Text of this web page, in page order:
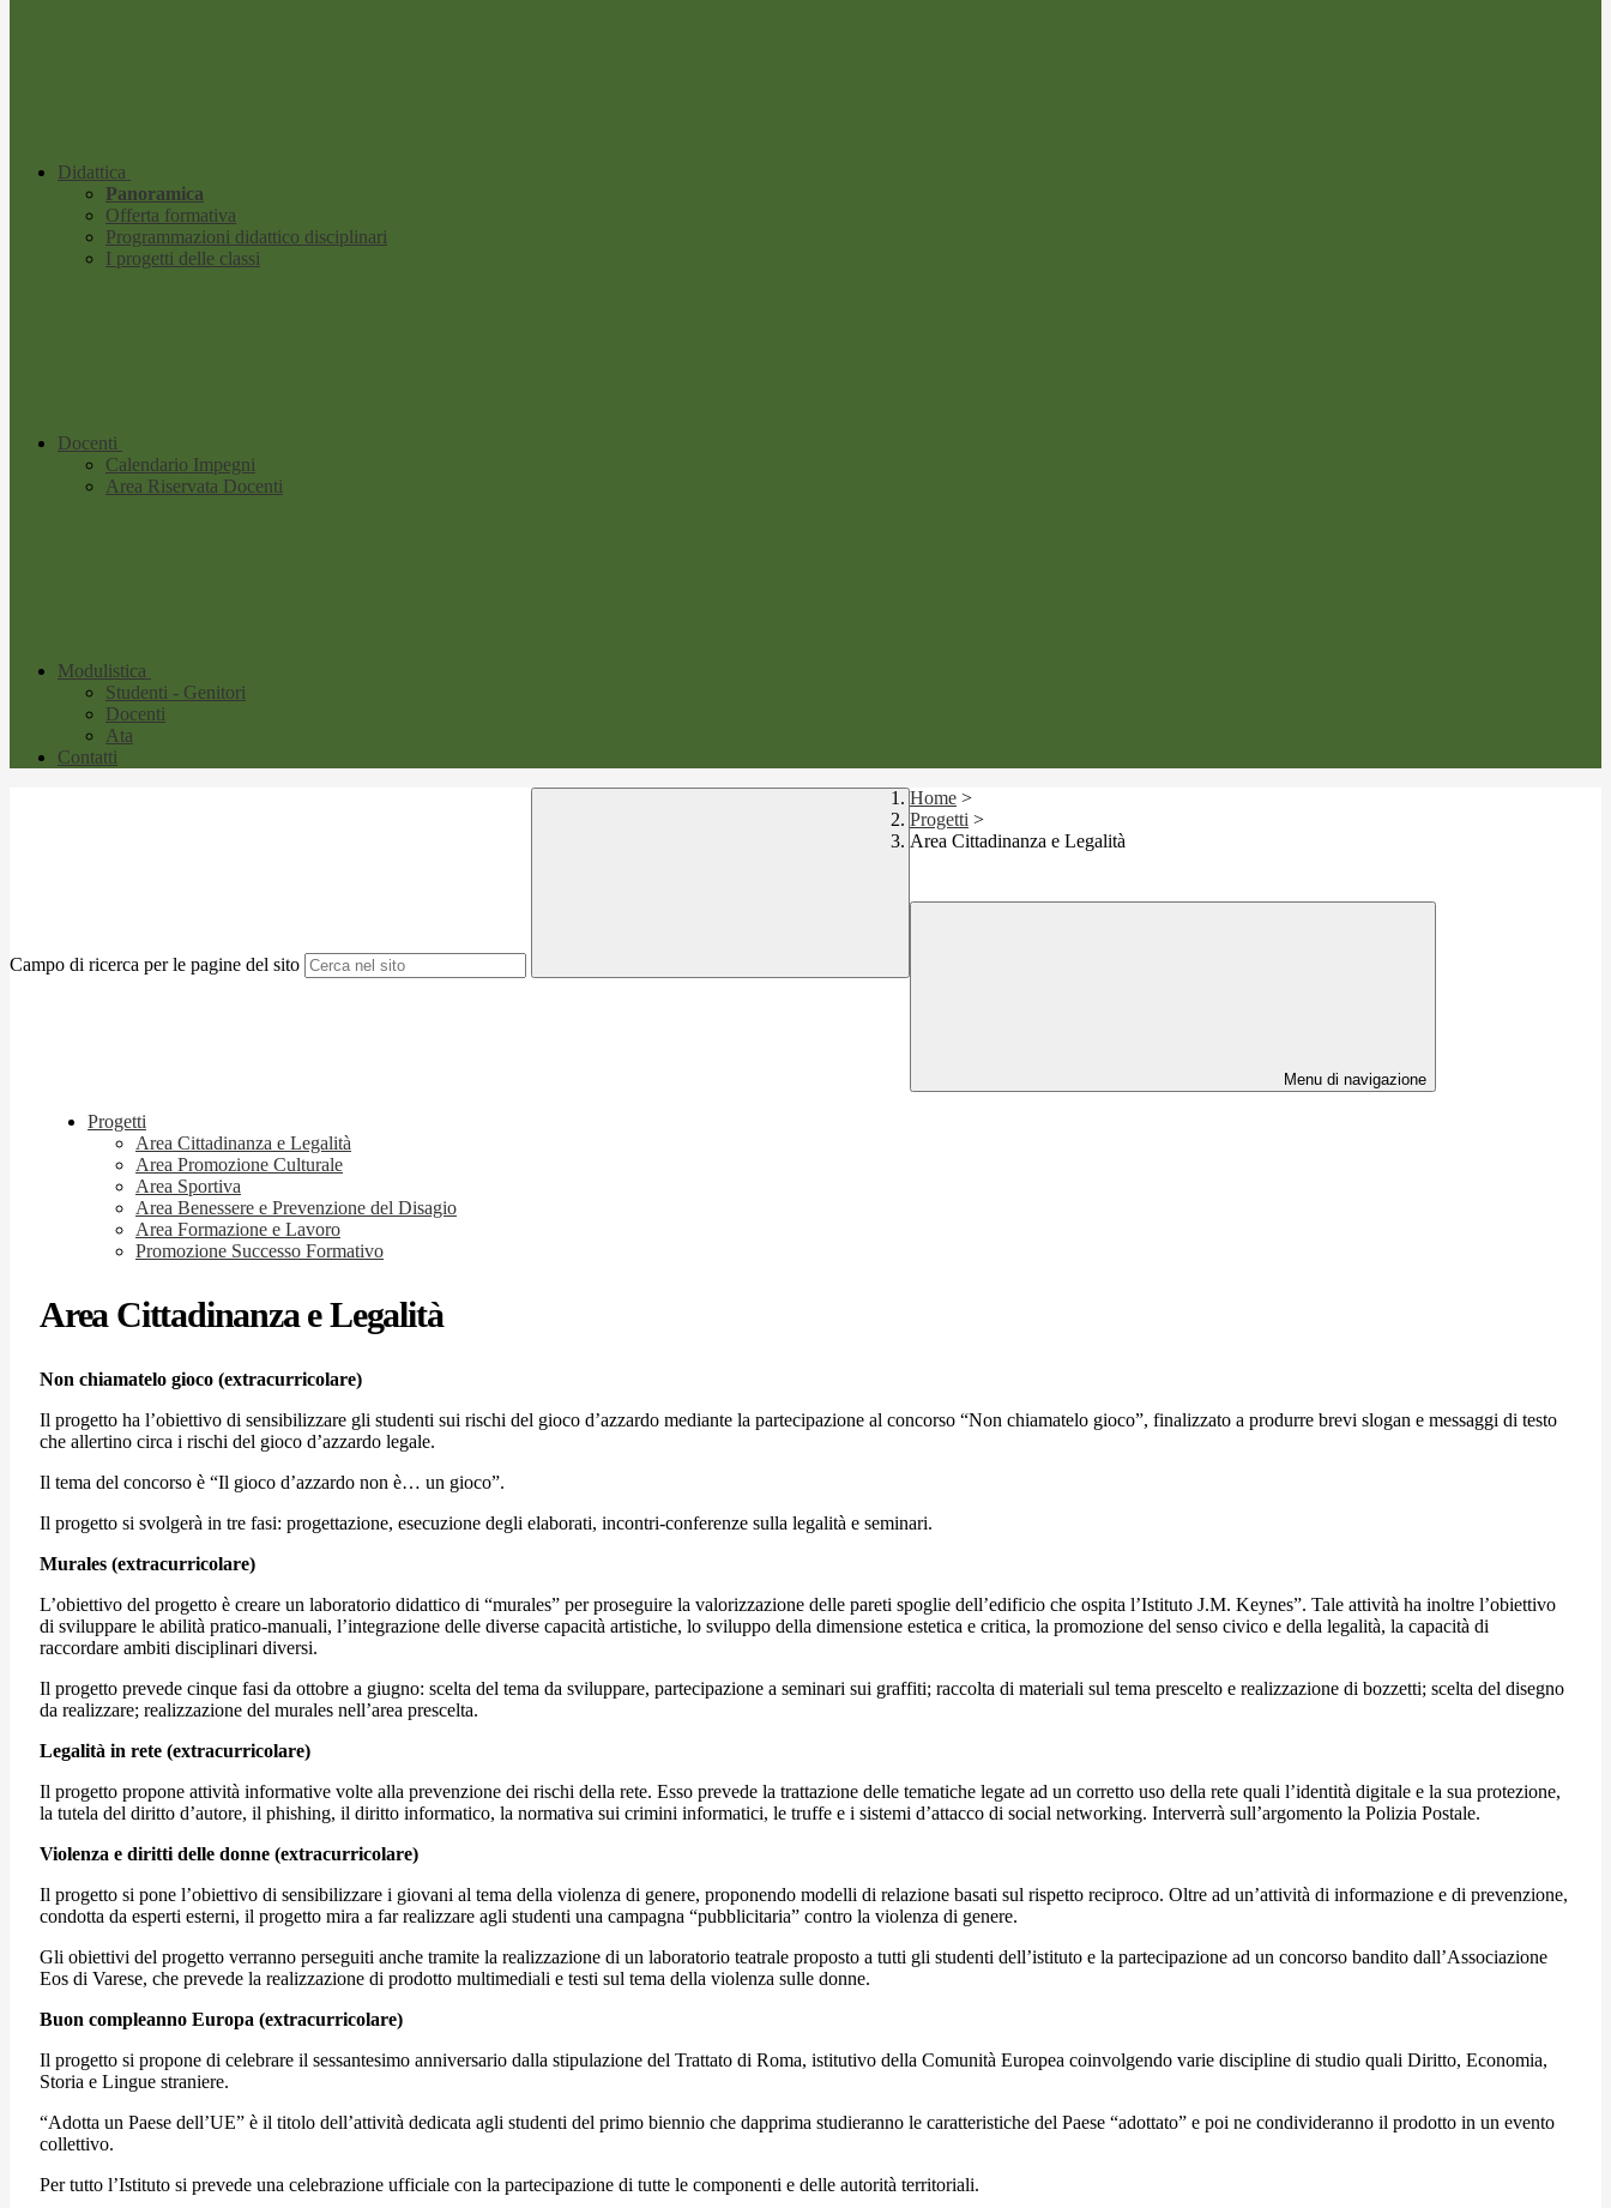
Didattica
Panoramica
Offerta formativa
Programmazioni didattico disciplinari
I progetti delle classi
Docenti
Calendario Impegni
Area Riservata Docenti
Modulistica
Studenti - Genitori
Docenti
Ata
Contatti
Campo di ricerca per le pagine del sito
Home >
Progetti >
Area Cittadinanza e Legalità
Menu di navigazione
Progetti
Area Cittadinanza e Legalità
Area Promozione Culturale
Area Sportiva
Area Benessere e Prevenzione del Disagio
Area Formazione e Lavoro
Promozione Successo Formativo
Area Cittadinanza e Legalità
Non chiamatelo gioco (extracurricolare)
Il progetto ha l’obiettivo di sensibilizzare gli studenti sui rischi del gioco d’azzardo mediante la partecipazione al concorso “Non chiamatelo gioco”, finalizzato a produrre brevi slogan e messaggi di testo
che allertino circa i rischi del gioco d’azzardo legale.
Il tema del concorso è “Il gioco d’azzardo non è… un gioco”.
Il progetto si svolgerà in tre fasi: progettazione, esecuzione degli elaborati, incontri-conferenze sulla legalità e seminari.
Murales (extracurricolare)
L’obiettivo del progetto è creare un laboratorio didattico di “murales” per proseguire la valorizzazione delle pareti spoglie dell’edificio che ospita l’Istituto J.M. Keynes”. Tale attività ha inoltre l’obiettivo
di sviluppare le abilità pratico-manuali, l’integrazione delle diverse capacità artistiche, lo sviluppo della dimensione estetica e critica, la promozione del senso civico e della legalità, la capacità di
raccordare ambiti disciplinari diversi.
Il progetto prevede cinque fasi da ottobre a giugno: scelta del tema da sviluppare, partecipazione a seminari sui graffiti; raccolta di materiali sul tema prescelto e realizzazione di bozzetti; scelta del disegno
da realizzare; realizzazione del murales nell’area prescelta.
Legalità in rete (extracurricolare)
Il progetto propone attività informative volte alla prevenzione dei rischi della rete. Esso prevede la trattazione delle tematiche legate ad un corretto uso della rete quali l’identità digitale e la sua protezione,
la tutela del diritto d’autore, il phishing, il diritto informatico, la normativa sui crimini informatici, le truffe e i sistemi d’attacco di social networking. Interverrà sull’argomento la Polizia Postale.
Violenza e diritti delle donne (extracurricolare)
Il progetto si pone l’obiettivo di sensibilizzare i giovani al tema della violenza di genere, proponendo modelli di relazione basati sul rispetto reciproco. Oltre ad un’attività di informazione e di prevenzione,
condotta da esperti esterni, il progetto mira a far realizzare agli studenti una campagna “pubblicitaria” contro la violenza di genere.
Gli obiettivi del progetto verranno perseguiti anche tramite la realizzazione di un laboratorio teatrale proposto a tutti gli studenti dell’istituto e la partecipazione ad un concorso bandito dall’Associazione
Eos di Varese, che prevede la realizzazione di prodotto multimediali e testi sul tema della violenza sulle donne.
Buon compleanno Europa (extracurricolare)
Il progetto si propone di celebrare il sessantesimo anniversario dalla stipulazione del Trattato di Roma, istitutivo della Comunità Europea coinvolgendo varie discipline di studio quali Diritto, Economia,
Storia e Lingue straniere.
“Adotta un Paese dell’UE” è il titolo dell’attività dedicata agli studenti del primo biennio che dapprima studieranno le caratteristiche del Paese “adottato” e poi ne condivideranno il prodotto in un evento
collettivo.
Per tutto l’Istituto si prevede una celebrazione ufficiale con la partecipazione di tutte le componenti e delle autorità territoriali.